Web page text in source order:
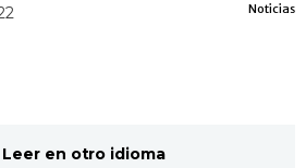
Noticias
Leer en otro idioma